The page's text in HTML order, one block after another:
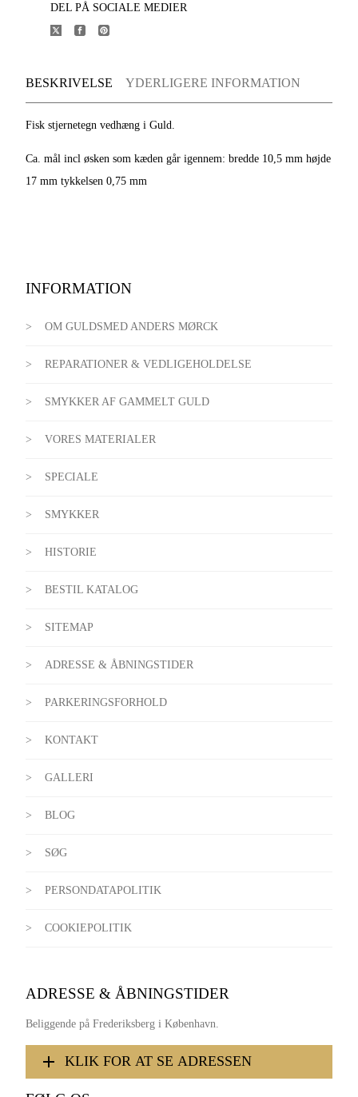
DEL PÅ SOCIALE MEDIER
BESKRIVELSE YDERLIGERE INFORMATION
Fisk stjernetegn vedhæng i Guld.
Ca. mål incl øsken som kæden går igennem: bredde 10,5 mm højde
17 mm tykkelsen 0,75 mm
INFORMATION
OM GULDSMED ANDERS MØRCK
REPARATIONER & VEDLIGEHOLDELSE
SMYKKER AF GAMMELT GULD
VORES MATERIALER
SPECIALE
SMYKKER
HISTORIE
BESTIL KATALOG
SITEMAP
ADRESSE & ÅBNINGSTIDER
PARKERINGSFORHOLD
KONTAKT
GALLERI
BLOG
SØG
PERSONDATAPOLITIK
COOKIEPOLITIK
ADRESSE & ÅBNINGSTIDER
Beliggende på Frederiksberg i København.
KLIK FOR AT SE ADRESSEN